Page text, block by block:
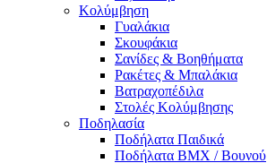
Κολύμβηση
Γυαλάκια
Σκουφάκια
Σανίδες & Βοηθήματα
Ρακέτες & Μπαλάκια
Βατραχοπέδιλα
Στολές Κολύμβησης
Ποδηλασία
Ποδήλατα Παιδικά
Ποδήλατα BMX / Βουνού